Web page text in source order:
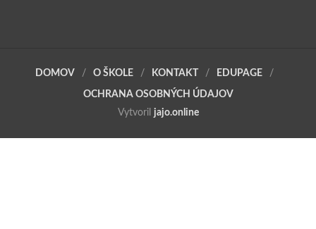
DOMOV O ŠKOLE KONTAKT EDUPAGE
OCHRANA OSOBNÝCH ÚDAJOV
Vytvoril jajo.online